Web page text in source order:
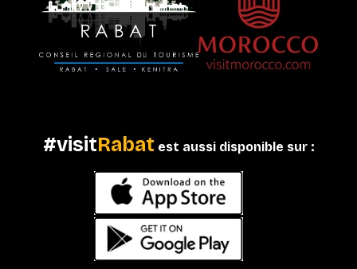
#visitRabat est aussi disponible sur :